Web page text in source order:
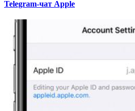
Telegram-чат Apple